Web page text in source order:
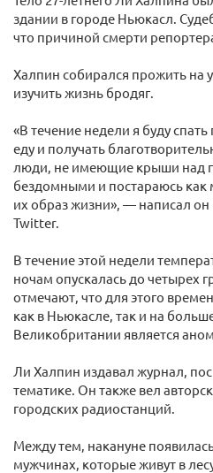
здании в городе Ньюкасл.
что причиной смерти
Халпин собирался прожить на
изучить жизнь бродяг.
«В течение недели я буду
еду и получать
люди, не имеющие крыши над
бездомными и постараюсь как
их образ жизни», — написал
Twitter.
В течение этой недели
ночам опускалась до четырех
отмечают, что для этого
как в Ньюкасле, так и на
Великобритании является
Ли Халпин издавал журнал,
тематике. Он также вел
городских радиостанций.
Между тем, накануне
мужчинах, которые живут в